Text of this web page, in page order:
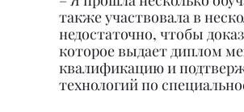
также участвовала в
недостаточно, чтобы
которое выдает диплом
квалификацию и
технологий по